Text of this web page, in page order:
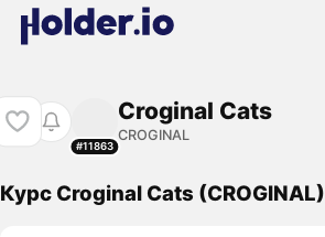
#11863
Croginal Cats
CROGINAL
Курс Croginal Cats (CROGINAL)